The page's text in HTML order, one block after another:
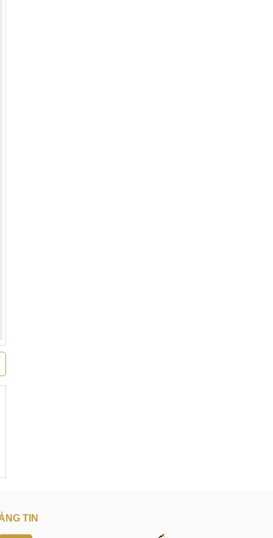
TIN